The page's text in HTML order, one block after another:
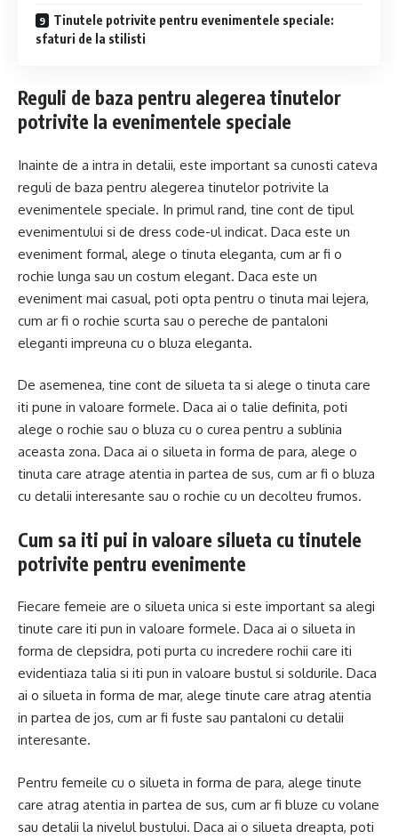
Tinutele potrivite pentru evenimentele speciale:
sfaturi de la stilisti
Reguli de baza pentru alegerea tinutelor
potrivite la evenimentele speciale
Inainte de a intra in detalii, este important sa cunosti cateva
reguli de baza pentru alegerea tinutelor potrivite la
evenimentele speciale. In primul rand, tine cont de tipul
evenimentului si de dress code-ul indicat. Daca este un
eveniment formal, alege o tinuta eleganta, cum ar fi o
rochie lunga sau un costum elegant. Daca este un
eveniment mai casual, poti opta pentru o tinuta mai lejera,
cum ar fi o rochie scurta sau o pereche de pantaloni
eleganti impreuna cu o bluza eleganta.
De asemenea, tine cont de silueta ta si alege o tinuta care
iti pune in valoare formele. Daca ai o talie definita, poti
alege o rochie sau o bluza cu o curea pentru a sublinia
aceasta zona. Daca ai o silueta in forma de para, alege o
tinuta care atrage atentia in partea de sus, cum ar fi o bluza
cu detalii interesante sau o rochie cu un decolteu frumos.
Cum sa iti pui in valoare silueta cu tinutele
potrivite pentru evenimente
Fiecare femeie are o silueta unica si este important sa alegi
tinute care iti pun in valoare formele. Daca ai o silueta in
forma de clepsidra, poti purta cu incredere rochii care iti
evidentiaza talia si iti pun in valoare bustul si soldurile. Daca
ai o silueta in forma de mar, alege tinute care atrag atentia
in partea de jos, cum ar fi fuste sau pantaloni cu detalii
interesante.
Pentru femeile cu o silueta in forma de para, alege tinute
care atrag atentia in partea de sus, cum ar fi bluze cu volane
sau detalii la nivelul bustului. Daca ai o silueta dreapta, poti